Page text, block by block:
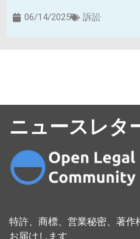
06/14/2025 訴訟
ニュースレタ
特許、商標、営業秘密、著
お届けします